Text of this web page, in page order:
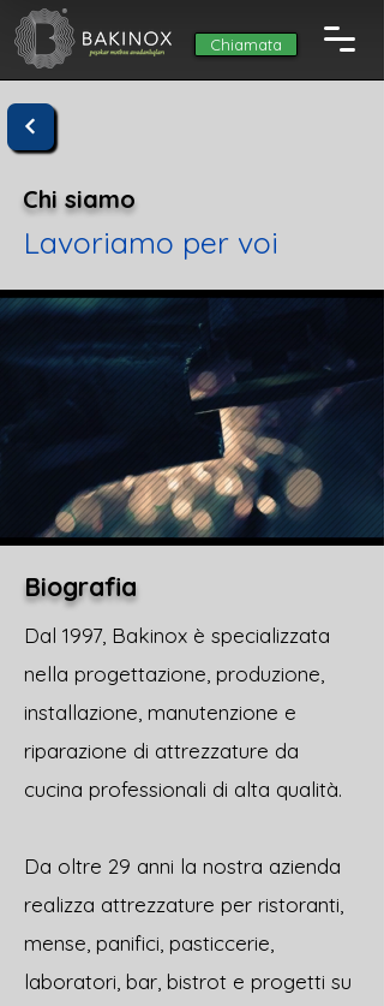
Chiamata
Chi siamo
Lavoriamo per voi
Biografia
Dal 1997, Bakinox è specializzata
nella progettazione, produzione,
installazione, manutenzione e
riparazione di attrezzature da
cucina professionali di alta qualità.
Da oltre 29 anni la nostra azienda
realizza attrezzature per ristoranti,
mense, panifici, pasticcerie,
laboratori, bar, bistrot e progetti su